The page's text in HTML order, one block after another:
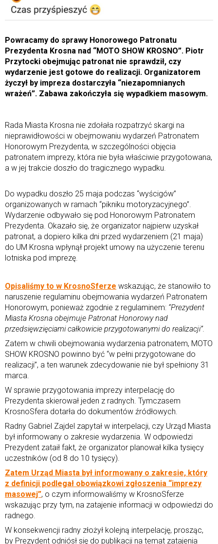
Powracamy do sprawy Honorowego Patronatu
Prezydenta Krosna nad “MOTO SHOW KROSNO”. Piotr
Przytocki obejmując patronat nie sprawdził, czy
wydarzenie jest gotowe do realizacji. Organizatorem
życzył by impreza dostarczyła “niezapomnianych
wrażeń”. Zabawa zakończyła się wypadkiem masowym.
Rada Miasta Krosna nie zdołała rozpatrzyć skargi na
nieprawidłowości w obejmowaniu wydarzeń Patronatem
Honorowym Prezydenta, w szczególności objęcia
patronatem imprezy, która nie była właściwie przygotowana,
a w jej trakcie doszło do tragicznego wypadku.
Do wypadku doszło 25 maja podczas “wyścigów”
organizowanych w ramach “pikniku motoryzacyjnego”.
Wydarzenie odbywało się pod Honorowym Patronatem
Prezydenta. Okazało się, że organizator najpierw uzyskał
patronat, a dopiero kilka dni przed wydarzeniem (21 maja)
do UM Krosna wpłynął projekt umowy na użyczenie terenu
lotniska pod imprezę.
Opisaliśmy to w KrosnoSferze wskazując, że stanowiło to
naruszenie regulaminu obejmowania wydarzeń Patronatem
Honorowym, ponieważ zgodnie z regulaminem: “Prezydent
Miasta Krosna obejmuje Patronat Honorowy nad
przedsięwzięciami całkowicie przygotowanymi do realizacji”.
Zatem w chwili obejmowania wydarzenia patronatem, MOTO
SHOW KROSNO powinno być “w pełni przygotowane do
realizacji”, a ten warunek zdecydowanie nie był spełniony 31
marca.
W sprawie przygotowania imprezy interpelację do
Prezydenta skierował jeden z radnych. Tymczasem
KrosnoSfera dotarła do dokumentów źródłowych.
Radny Gabriel Zajdel zapytał w interpelacji, czy Urząd Miasta
był informowany o zakresie wydarzenia. W odpowiedzi
Prezydent zataił fakt, że organizator planował kilka tysięcy
uczestników (od 8 do 10 tysięcy).
Zatem Urząd Miasta był informowany o zakresie, który
z definicji podlegał obowiązkowi zgłoszenia “imprezy
masowej”, o czym informowaliśmy w KrosnoSferze
wskazując przy tym, na zatajenie informacji w odpowiedzi do
radnego.
W konsekwencji radny złożył kolejną interpelację, prosząc,
by Prezydent odniósł się do publikacji na temat zatajenia